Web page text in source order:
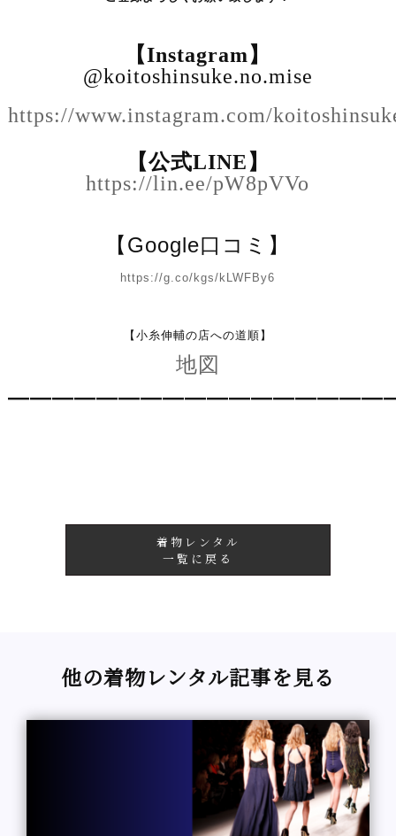
【Instagram 】
@koitoshinsuke.no.mise
https://www.instagram.com/
【公式LINE 】
https://lin.ee/pW8pVVo
【Google口コミ】
https://g.co/kgs/kLWFBy6
【小糸伸輔の店への道順】
地図
着物レンタル
一覧に戻る
他の着物レンタル記事を見る